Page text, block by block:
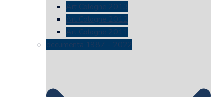
Art Cologne 2013
Art Cologne 2012
Art Cologne 2011
documenta 1987 – 2022